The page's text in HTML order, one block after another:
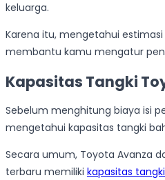
keluarga.
Karena itu, mengetahui
membantu kamu mengatur
Kapasitas Tangki
Sebelum menghitung biaya isi
mengetahui kapasitas tangki
Secara umum, Toyota Avanza
terbaru memiliki kapasitas tangki